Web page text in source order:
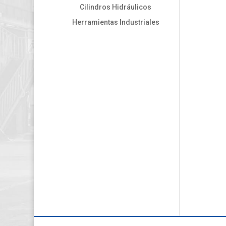
Cilindros Hidráulicos
Herramientas Industriales